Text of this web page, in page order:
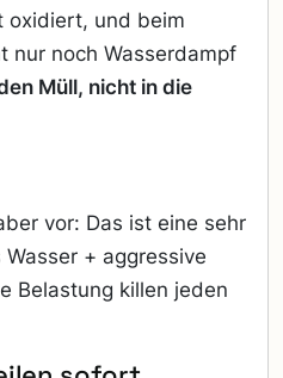
oxidiert, und beim
nur noch Wasserdampf
Müll, nicht in die
vor: Das ist eine sehr
+ aggressive
Belastung killen jeden